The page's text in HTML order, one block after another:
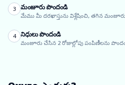
3 మంజూరు పొందండి
మేము మీ దరఖాస్తును విశ్లేషించి, తగిన
4 నిధులు పొందండి
మంజూరు చేసిన 2 రోజుల్లోపు పంపిణీలను